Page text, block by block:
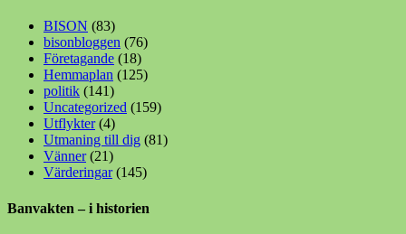
BISON (83)
bisonbloggen (76)
Företagande (18)
Hemmaplan (125)
politik (141)
Uncategorized (159)
Utflykter(4)
Utmaning till dig (81)
Vänner(21)
Värderingar(145)
Banvakten – i historien